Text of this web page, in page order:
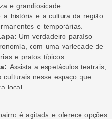
e grandiosidade.
a história e a cultura da região
e temporárias.
Um verdadeiro paraíso
com uma variedade de
e pratos típicos.
Assista a espetáculos teatrais,
culturais nesse espaço que
local.
é agitada e oferece opções